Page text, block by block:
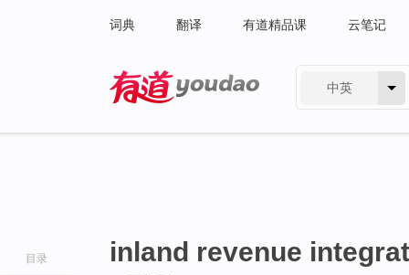
词典 翻译 有道精品课 云笔记
中英
目录 inland revenue